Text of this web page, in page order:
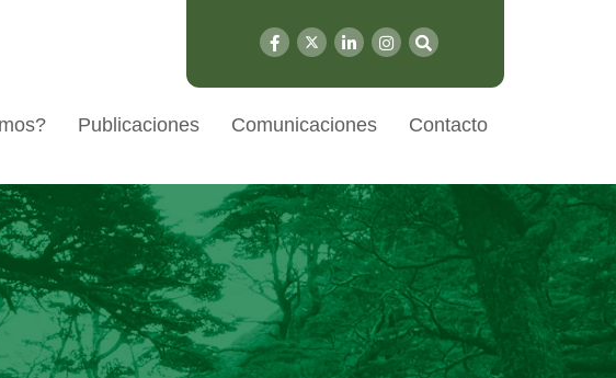
Publicaciones Comunicaciones Contacto